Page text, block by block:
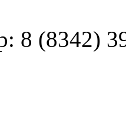
8 (8342)